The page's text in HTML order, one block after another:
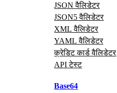
JSON वैलिडेटर
JSON5 वैलिडेटर
XML वैलिडेटर
YAML वैलिडेटर
क्रेडिट कार्ड वैलिडेटर
API टेस्ट
Base64